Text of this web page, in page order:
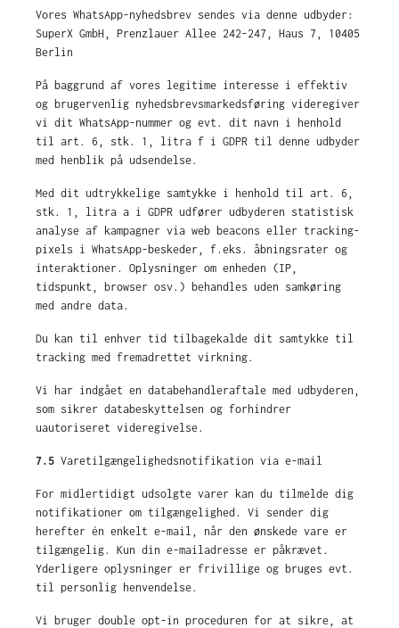
Vores WhatsApp-nyhedsbrev sendes via denne udbyder:
SuperX GmbH, Prenzlauer Allee 242-247, Haus 7, 10405
Berlin
På baggrund af vores legitime interesse i effektiv
og brugervenlig nyhedsbrevsmarkedsføring videregiver
vi dit WhatsApp-nummer og evt. dit navn i henhold
til art. 6, stk. 1, litra f i GDPR til denne udbyder
med henblik på udsendelse.
Med dit udtrykkelige samtykke i henhold til art. 6,
stk. 1, litra a i GDPR udfører udbyderen statistisk
analyse af kampagner via web beacons eller tracking-
pixels i WhatsApp-beskeder, f.eks. åbningsrater og
interaktioner. Oplysninger om enheden (IP,
tidspunkt, browser osv.) behandles uden samkøring
med andre data.
Du kan til enhver tid tilbagekalde dit samtykke til
tracking med fremadrettet virkning.
Vi har indgået en databehandleraftale med udbyderen,
som sikrer databeskyttelsen og forhindrer
uautoriseret videregivelse.
7.5 Varetilgængelighedsnotifikation via e-mail
For midlertidigt udsolgte varer kan du tilmelde dig
notifikationer om tilgængelighed. Vi sender dig
herefter én enkelt e-mail, når den ønskede vare er
tilgængelig. Kun din e-mailadresse er påkrævet.
Yderligere oplysninger er frivillige og bruges evt.
til personlig henvendelse.
Vi bruger double opt-in proceduren for at sikre, at